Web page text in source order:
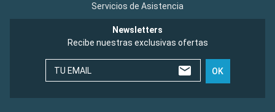
Servicios de Asistencia
Newsletters
Recibe nuestras exclusivas ofertas
TU EMAIL OK